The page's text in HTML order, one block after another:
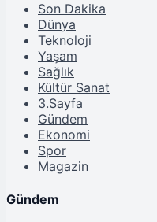
Son Dakika
Dünya
Teknoloji
Yaşam
Sağlık
Kültür Sanat
3.Sayfa
Gündem
Ekonomi
Spor
Magazin
Gündem